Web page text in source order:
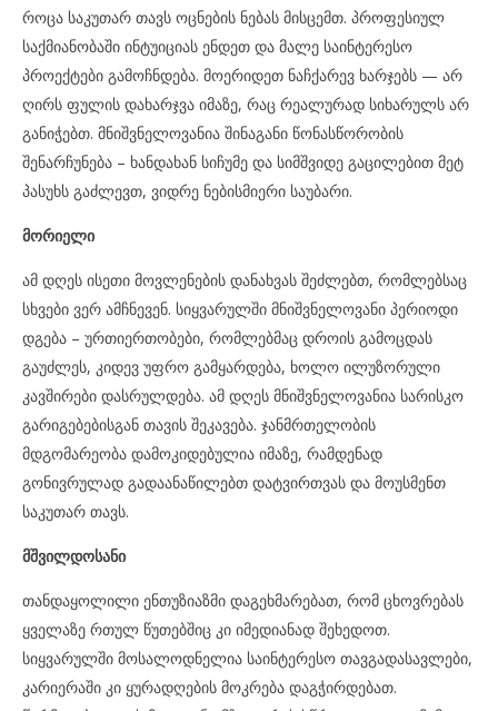
როცა საკუთარ თავს ოცნების ნებას მისცემთ. პროფესიულ
საქმიანობაში ინტუიციას ენდეთ და მალე საინტერესო
პროექტები გამოჩნდება. მოერიდეთ ნაჩქარევ ხარჯებს — არ
ღირს ფულის დახარჯვა იმაზე, რაც რეალურად სიხარულს არ
განიჭებთ. მნიშვნელოვანია შინაგანი წონასწორობის
შენარჩუნება – ხანდახან სიჩუმე და სიმშვიდე გაცილებით მეტ
პასუხს გაძლევთ, ვიდრე ნებისმიერი საუბარი.
მორიელი
ამ დღეს ისეთი მოვლენების დანახვას შეძლებთ, რომლებსაც
სხვები ვერ ამჩნევენ. სიყვარულში მნიშვნელოვანი პერიოდი
დგება – ურთიერთობები, რომლებმაც დროის გამოცდას
გაუძლეს, კიდევ უფრო გამყარდება, ხოლო ილუზორული
კავშირები დასრულდება. ამ დღეს მნიშვნელოვანია სარისკო
გარიგებებისგან თავის შეკავება. ჯანმრთელობის
მდგომარეობა დამოკიდებულია იმაზე, რამდენად
გონივრულად გადაანაწილებთ დატვირთვას და მოუსმენთ
საკუთარ თავს.
მშვილდოსანი
თანდაყოლილი ენთუზიაზმი დაგეხმარებათ, რომ ცხოვრებას
ყველაზე რთულ წუთებშიც კი იმედიანად შეხედოთ.
სიყვარულში მოსალოდნელია საინტერესო თავგადასავლები,
კარიერაში კი ყურადღების მოკრება დაგჭირდებათ.